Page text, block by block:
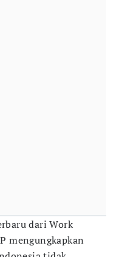
dari Work
mengungkapkan